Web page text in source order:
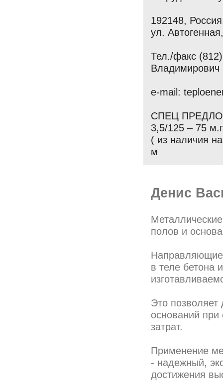
192148,
ул.
Тел./факс
Владимирович
e-mail:
СПЕЦ
3,5/125 – 75
( из наличия
м
Денис
полов и
Направляющие
в теле бетона
Это позволяет
оснований при
затрат.
Применение
- надежный,
достижения